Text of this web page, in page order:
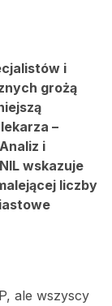
i
grożą
–
i
wskazuje
liczby
ale wszyscy